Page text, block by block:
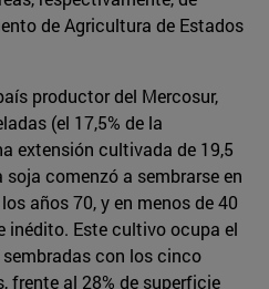
de Agricultura de Estados
productor del Mercosur,
(el 17,5% de la
extensión cultivada de 19,5
comenzó a sembrarse en
años 70, y en menos de 40
inédito. Este cultivo ocupa el
sembradas con los cinco
al 28% de superficie